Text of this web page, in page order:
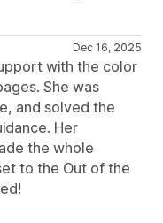
Dec 16, 2025
with the color
She was
and solved the
Her
the whole
to the Out of the